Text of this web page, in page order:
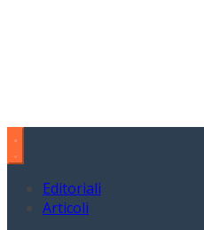
Editoriali
Articoli